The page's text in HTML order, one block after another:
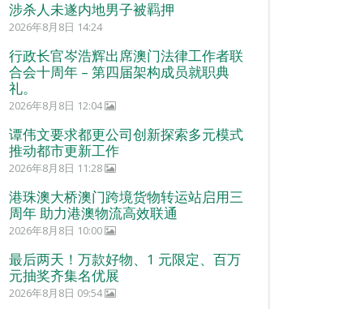
涉杀人未遂内地男子被羁押
2026年8月8日 14:24
行政长官岑浩辉出席澳门法律工作者联
合会十周年 – 第四届架构成员就职典
礼。
2026年8月8日 12:04
谭伟文要求都更公司创新探索多元模式
推动都市更新工作
2026年8月8日 11:28
港珠澳大桥澳门跨境货物转运站启用三
周年 助力港澳物流高效联通
2026年8月8日 10:00
最后两天！万款好物、1 元限定、百万
元抽奖齐集名优展
2026年8月8日 09:54